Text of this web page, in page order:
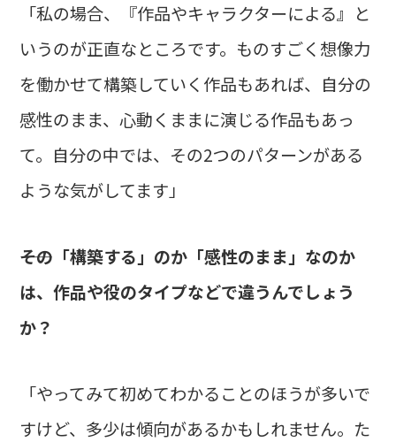
「私の場合、『作品やキャラクターによる』と
いうのが正直なところです。ものすごく想像力
を働かせて構築していく作品もあれば、自分の
感性のまま、心動くままに演じる作品もあっ
て。自分の中では、その2つのパターンがある
ような気がしてます」
――その「構築する」のか「感性のまま」なのか
は、作品や役のタイプなどで違うんでしょう
か？
「やってみて初めてわかることのほうが多いで
すけど、多少は傾向があるかもしれません。た